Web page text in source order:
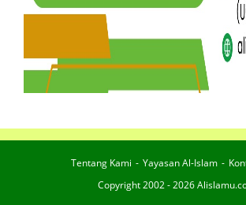
Tentang Kami Yayasan Al-Islam
Copyright 2002 - 2026